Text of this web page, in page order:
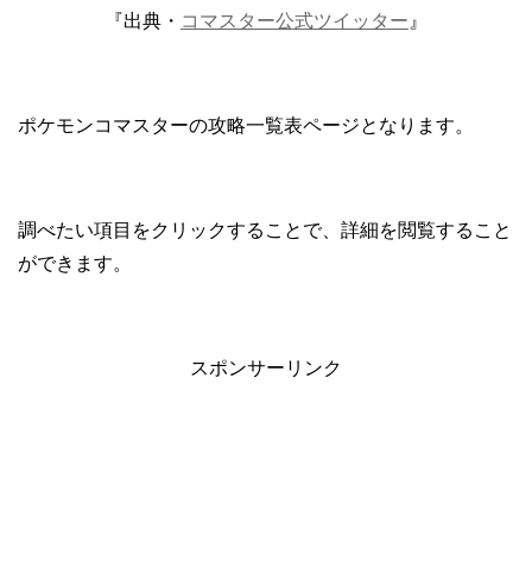
『出典・ コマスター公式ツイッター 』
ポケモンコマスターの攻略一覧表ページとなります。
調べたい項目をクリックすることで、詳細を閲覧すること
ができます。
スポンサーリンク